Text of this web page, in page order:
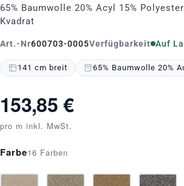
65% Baumwolle 20% Acyl 15%
Kvadrat
Art.-Nr600703-0005Verfügbarkeit Auf
141 cm breit 65% Baumwolle 20%
153,85 €
pro m inkl. MwSt.
Farbe16 Farben